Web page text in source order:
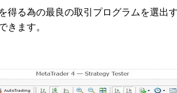
得る為の最良の取引プログラムを選
ます。